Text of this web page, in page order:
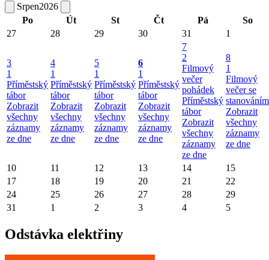
Srpen2026
Po
Út St Čt Pá
So
27
28 29 30 31 1
3
1
Příměstský
tábor
Zobrazit
všechny
záznamy
ze dne
4
1
Příměstský
tábor
Zobrazit
všechny
záznamy
ze dne
5
1
Příměstský
tábor
Zobrazit
všechny
záznamy
ze dne
6
1
Příměstský
tábor
Zobrazit
všechny
záznamy
ze dne
7
2
Filmový
večer
pohádek
Příměstský
tábor
Zobrazit
všechny
záznamy
ze dne
8
1
Filmový
večer se
stanováním
Zobrazit
všechny
záznamy
ze dne
10 11 12 13 14
15
17
18 19 20 21
22
24
25 26 27 28
29
31
1 2 3 4 5
Odstávka elektřiny